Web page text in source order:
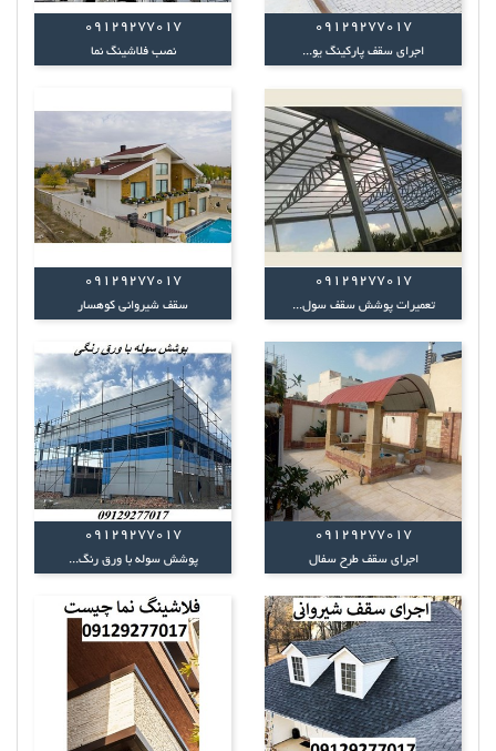
09129277017
اجرای سقف پارکینگ یو...
09129277017
نصب فلاشینگ نما
09129277017
تعمیرات پوشش سقف سول...
09129277017
سقف شیروانی کوهسار
09129277017
اجرای سقف طرح سفال
09129277017
پوشش سوله با ورق رنگ...